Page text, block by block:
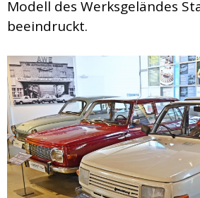
Modell des Werksgeländes
beeindruckt.